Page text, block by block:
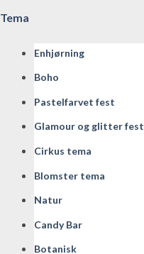
Tema
Enhjørning
Boho
Pastelfarvet fest
Glamour og glitter fest
Cirkus tema
Blomster tema
Natur
Candy Bar
Botanisk